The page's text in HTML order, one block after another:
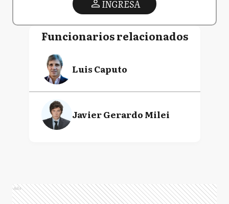
INGRESA
Funcionarios relacionados
Luis Caputo
Javier Gerardo Milei
Ads